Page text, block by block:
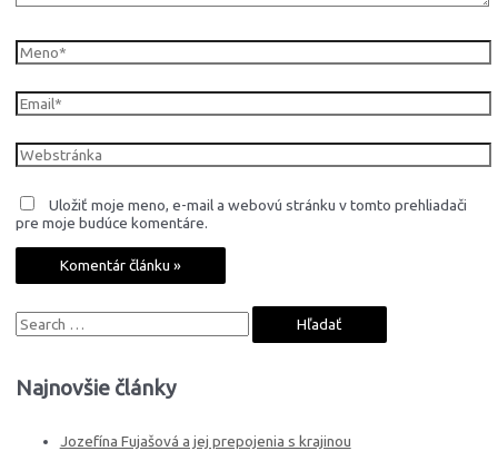
Meno*
Email*
Webstránka
Uložiť moje meno, e-mail a webovú stránku v tomto prehliadači
pre moje budúce komentáre.
S
aNajnovšie články
Jozefína Fujašová a jej prepojenia s krajinou